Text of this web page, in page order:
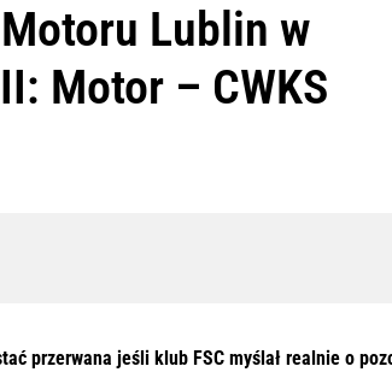
Lublin w
Motor – CWKS
przerwana jeśli klub FSC myślał realnie o